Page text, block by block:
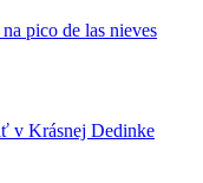
pico de las nieves